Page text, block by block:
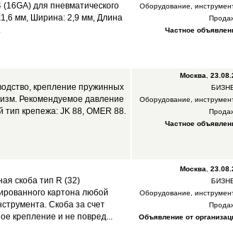
(16GA) для пневматического
мм, Ширина: 2,9 мм, Длина
Оборудование,
Частное
крепление пружинных
Рекомендуемое давление
тип крепежа: JK 88, OMER 88.
Москва
Оборудование,
Частное
скоба тип R (32)
картона любой
Скоба за счет
крепление и не повред...
Москва
Оборудование,
Объявление от